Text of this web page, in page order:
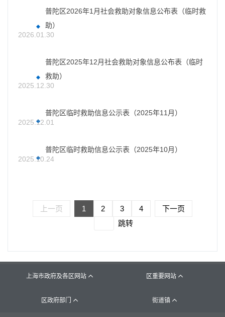
普陀区2026年1月社会救助对象信息公布表（临时救
助）
2026.01.30
普陀区2025年12月社会救助对象信息公布表（临时
救助）
2025.12.30
普陀区临时救助信息公示表（2025年11月）
2025.12.01
普陀区临时救助信息公示表（2025年10月）
2025.10.24
上一页 1 2 3 4
下一页
跳转
上海市政府及各区网站  区重要网站 
区政府部门  街道镇 